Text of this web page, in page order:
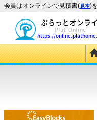
会員はオンラインで見積書(見本)を